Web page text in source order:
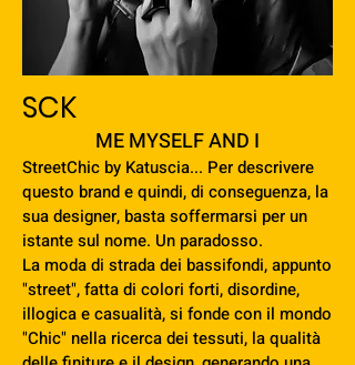
SCK
ME MYSELF AND I
StreetChic by Katuscia... Per descrivere
questo brand e quindi, di conseguenza, la
sua designer, basta soffermarsi per un
istante sul nome. Un paradosso.
La moda di strada dei bassifondi, appunto
"street", fatta di colori forti, disordine,
illogica e casualità, si fonde con il mondo
"Chic" nella ricerca dei tessuti, la qualità